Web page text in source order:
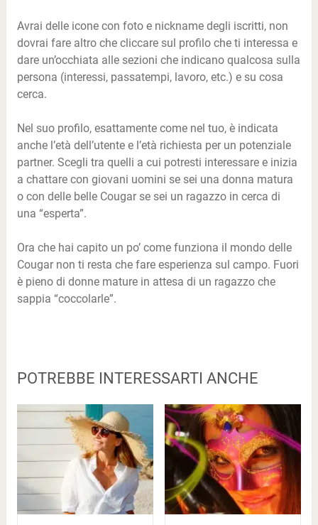
Avrai delle icone con foto e nickname degli iscritti, non
dovrai fare altro che cliccare sul profilo che ti interessa e
dare un’occhiata alle sezioni che indicano qualcosa sulla
persona (interessi, passatempi, lavoro, etc.) e su cosa
cerca.
Nel suo profilo, esattamente come nel tuo, è indicata
anche l’età dell’utente e l’età richiesta per un potenziale
partner. Scegli tra quelli a cui potresti interessare e inizia
a chattare con giovani uomini se sei una donna matura
o con delle belle Cougar se sei un ragazzo in cerca di
una “esperta”.
Ora che hai capito un po’ come funziona il mondo delle
Cougar non ti resta che fare esperienza sul campo. Fuori
è pieno di donne mature in attesa di un ragazzo che
sappia “coccolarle”.
POTREBBE INTERESSARTI ANCHE